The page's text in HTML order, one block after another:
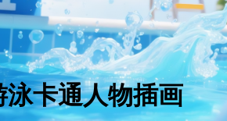
卡通人物插画